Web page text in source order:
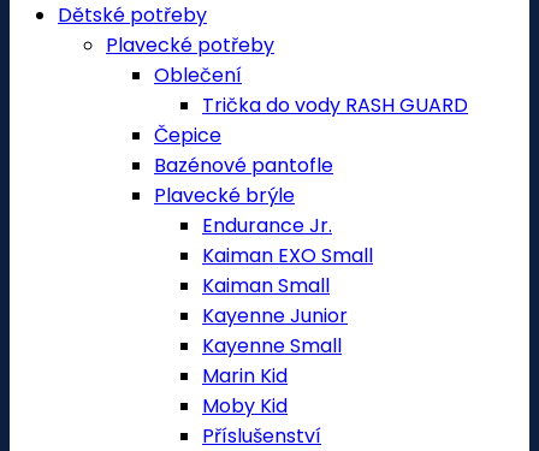
Dětské potřeby
Plavecké potřeby
Oblečení
Trička do vody RASH GUARD
Čepice
Bazénové pantofle
Plavecké brýle
Endurance Jr.
Kaiman EXO Small
Kaiman Small
Kayenne Junior
Kayenne Small
Marin Kid
Moby Kid
Příslušenství